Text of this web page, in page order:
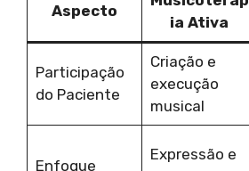
Aspecto
ia Ativa
Participação
do Paciente
Criação e
execução
musical
Enfoque
Expressão e